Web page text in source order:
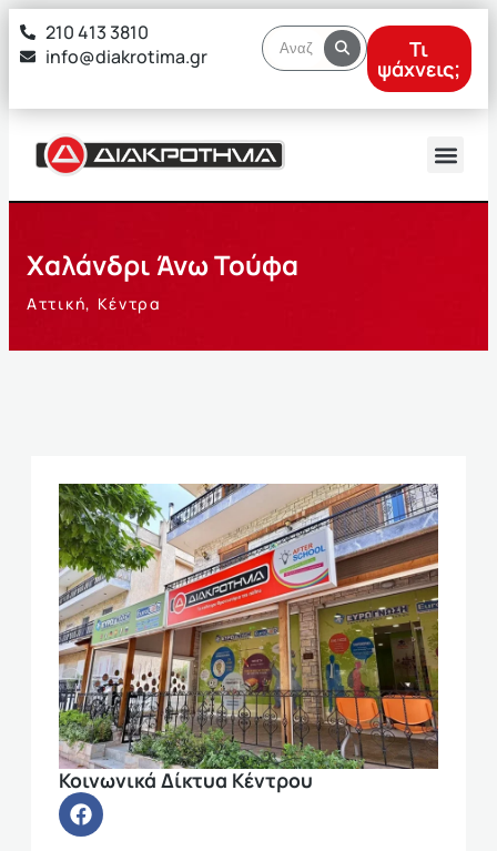
στο
περιεχόμενο
210 413 3810
info@diakrotima.gr
Τι
ψάχνεις;
Χαλάνδρι Άνω Τούφα
Αττική, Κέντρα
Κοινωνικά Δίκτυα Κέντρου